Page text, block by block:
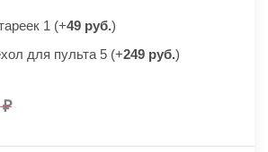
1 (+49 руб.)
для пульта 5 (+249 руб.)